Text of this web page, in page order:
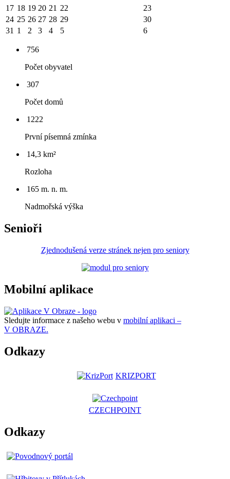
17 18 19 20 21 22
23
24 25 26 27 28 29
30
31 1 2 3 4 5 6
756
Počet obyvatel
307
Počet domů
1222
První písemná zmínka
14,3 km²
Rozloha
165 m. n. m.
Nadmořská výška
Senioři
Zjednodušená verze stránek nejen pro seniory
Mobilní aplikace
Sledujte informace z našeho webu v mobilní aplikaci –
V OBRAZE.
Odkazy
KRIZPORT
CZECHPOINT
Odkazy